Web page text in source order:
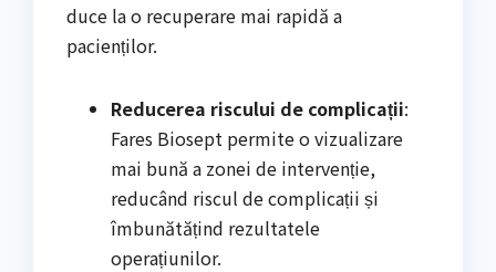
duce la o recuperare mai rapidă a
pacienților.
Reducerea riscului de complicații:
Fares Biosept permite o vizualizare
mai bună a zonei de intervenție,
reducând riscul de complicații și
îmbunătățind rezultatele
operațiunilor.